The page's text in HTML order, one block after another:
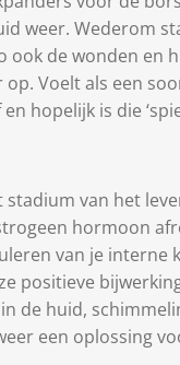
weer. Wederom
ook de wonden
op. Voelt als een
hopelijk is die
stadium van het
hormoon
van je interne
positieve
de huid,
een oplossing